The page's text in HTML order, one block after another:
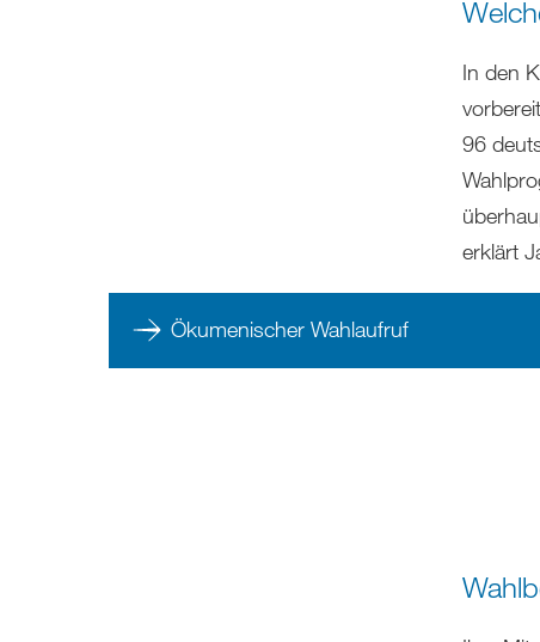
In den
96
erklärt
Ökumenischer Wahlaufruf